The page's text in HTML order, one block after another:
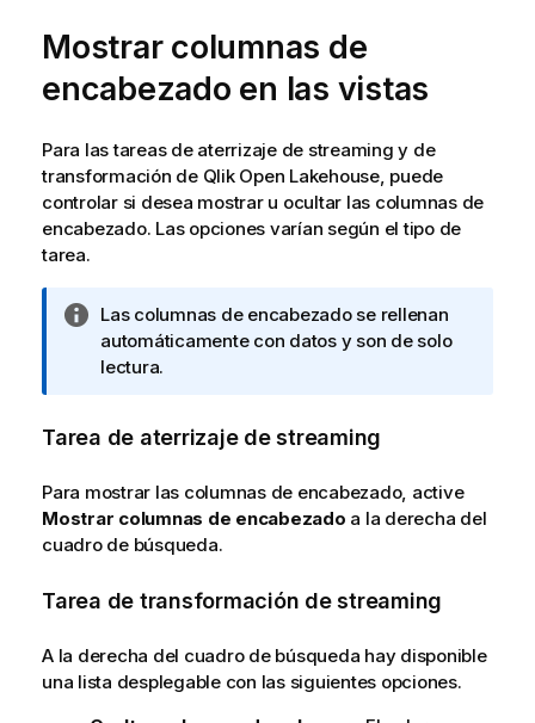
Mostrar columnas de
encabezado en las vistas
Para las tareas de aterrizaje de streaming y de
transformación de Qlik Open Lakehouse, puede
controlar si desea mostrar u ocultar las columnas de
encabezado. Las opciones varían según el tipo de
tarea.
N
o
t
n
o
r
m
v
a
Las columnas de encabezado se rellenan
automáticamente con datos y son de solo
lectura.
Tarea de aterrizaje de streaming
Para mostrar las columnas de encabezado, active
Mostrar columnas de encabezado a la derecha del
cuadro de búsqueda.
Tarea de transformación de streaming
A la derecha del cuadro de búsqueda hay disponible
una lista desplegable con las siguientes opciones.